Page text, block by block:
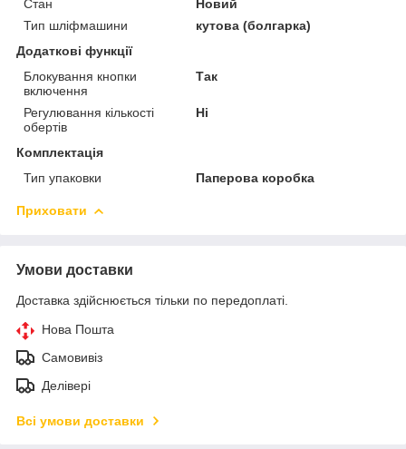
Стан
Новий
Тип шліфмашини
кутова (болгарка)
Додаткові функції
Блокування кнопки
включення
Так
Регулювання кількості
обертів
Ні
Комплектація
Тип упаковки
Паперова коробка
Приховати
Умови доставки
Доставка здійснюється тільки по передоплаті.
Нова Пошта
Самовивіз
Делівері
Всі умови доставки